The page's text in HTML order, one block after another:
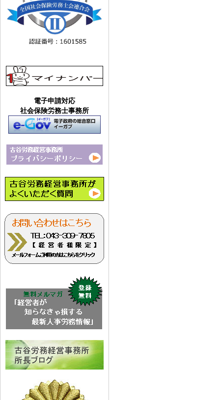
電子申請対応
社会保険労務士事務所